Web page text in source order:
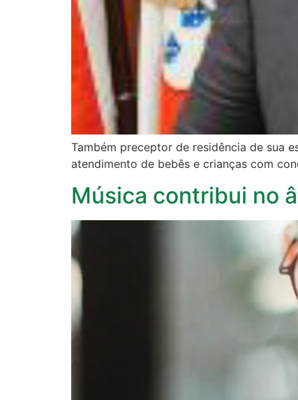
Também preceptor de residência de sua
atendimento de bebês e crianças com
Música contribui no